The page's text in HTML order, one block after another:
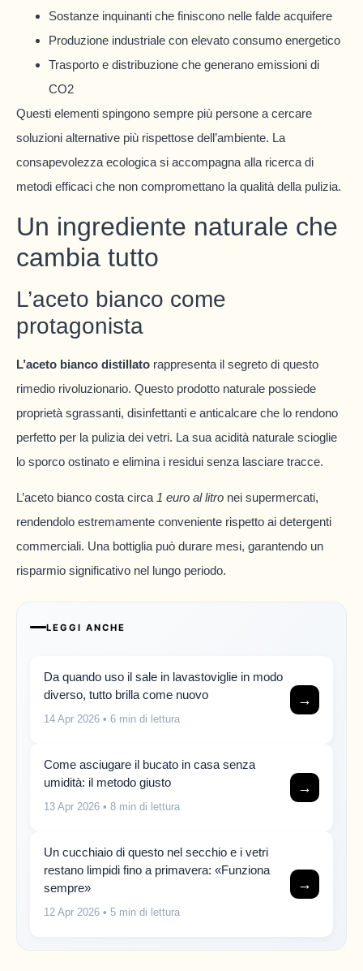
Sostanze inquinanti che finiscono nelle falde acquifere
Produzione industriale con elevato consumo energetico
Trasporto e distribuzione che generano emissioni di
CO2
Questi elementi spingono sempre più persone a cercare
soluzioni alternative più rispettose dell’ambiente. La
consapevolezza ecologica si accompagna alla ricerca di
metodi efficaci che non compromettano la qualità della pulizia.
Un ingrediente naturale che
cambia tutto
L’aceto bianco come
protagonista
L’aceto bianco distillato rappresenta il segreto di questo
rimedio rivoluzionario. Questo prodotto naturale possiede
proprietà sgrassanti, disinfettanti e anticalcare che lo rendono
perfetto per la pulizia dei vetri. La sua acidità naturale scioglie
lo sporco ostinato e elimina i residui senza lasciare tracce.
L’aceto bianco costa circa 1 euro al litro nei supermercati,
rendendolo estremamente conveniente rispetto ai detergenti
commerciali. Una bottiglia può durare mesi, garantendo un
risparmio significativo nel lungo periodo.
LEGGI ANCHE
Da quando uso il sale in lavastoviglie in modo
diverso, tutto brilla come nuovo
14 Apr 2026 • 6 min di lettura
→
Come asciugare il bucato in casa senza
umidità: il metodo giusto
13 Apr 2026 • 8 min di lettura
→
Un cucchiaio di questo nel secchio e i vetri
restano limpidi fino a primavera: «Funziona
sempre»
12 Apr 2026 • 5 min di lettura
→